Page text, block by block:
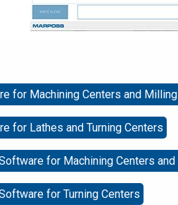
for Machining Centers and
for Lathes and Turning Centers
for Machining Centers
for Turning Centers